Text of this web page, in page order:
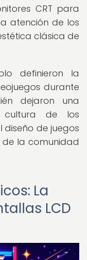
CRT para
atención de los
clásica de
definieron la
durante
dejaron una
de los
diseño de juegos
la comunidad
La
LCD